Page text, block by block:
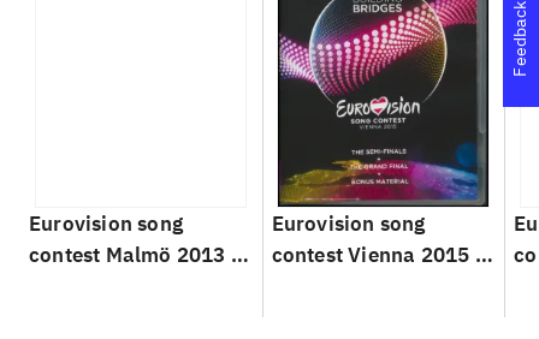
Eurovision song
contest Malmö 2013 :
Eurovision song
contest Vienna 2015 :
Feedback